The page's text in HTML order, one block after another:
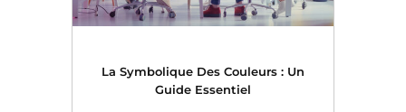
La Symbolique Des Couleurs : Un
Guide Essentiel